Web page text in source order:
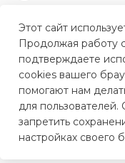
ГБУЗ РБ Чишминская
Этот сайт
Продолжая работу
подтверждаете
cookies вашего
помогают нам
для
запретить
настройках своего